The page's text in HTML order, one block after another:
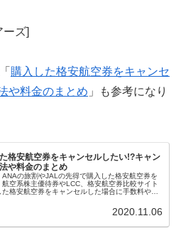
ズ]
購入した格安航空券をキャンセ
や料金のまとめ 」も参考になり
格安航空券をキャンセルしたい!?キャン
や料金のまとめ
ANAの旅割やJALの先得で購入した格安航空券を
航空系株主優待券やLCC、格安航空券比較サイト
た格安航空券をキャンセルした場合に手数料や返
います。格安航空券を購入する際のリスクとして
2020.11.06